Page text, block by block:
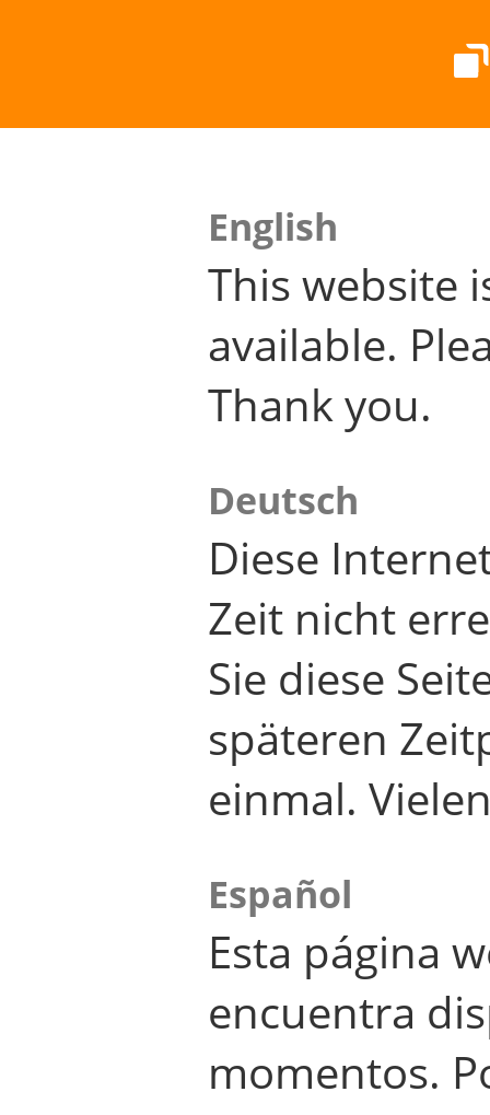
English
This website
available.
Thank you.
Deutsch
Diese
Zeit nicht
Sie diese
späteren
einmal.
Español
Esta página
encuentra
momentos.